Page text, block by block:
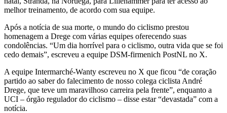
melhor treinamento, de acordo com sua equipe.
Após a notícia de sua morte, o mundo do ciclismo prestou
homenagem a Drege com várias equipes oferecendo suas
condolências. “Um dia horrível para o ciclismo, outra vida que se foi
cedo demais”, escreveu a equipe DSM-firmenich PostNL no X.
A equipe Intermarché-Wanty escreveu no X que ficou “de coração
partido ao saber do falecimento de nosso colega ciclista André
Drege, que teve um maravilhoso carreira pela frente”, enquanto a
UCI – órgão regulador do ciclismo – disse estar “devastada” com a
notícia.